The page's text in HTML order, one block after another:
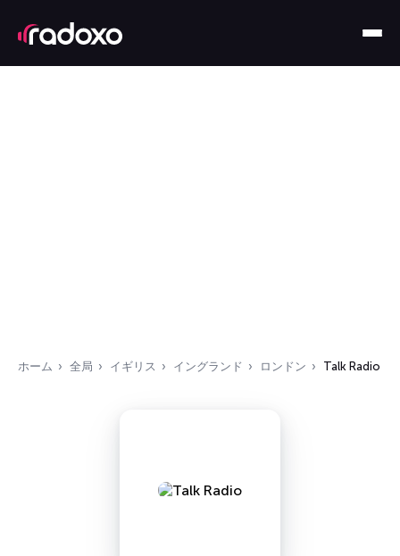
ホーム 全局 イギリス イングランド ロンドン Talk Radio